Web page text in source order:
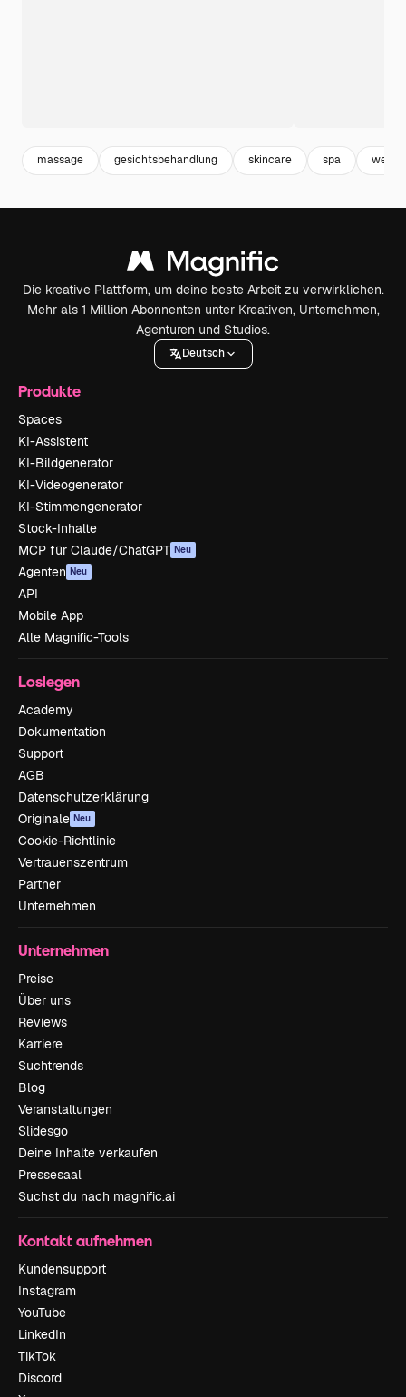
massage gesichtsbehandlung skincare spa
Die kreative Plattform, um deine beste Arbeit zu verwirklichen.
Mehr als 1 Million Abonnenten unter Kreativen, Unternehmen,
Agenturen und Studios.
Deutsch
Produkte
Spaces
KI-Assistent
KI-Bildgenerator
KI-Videogenerator
KI-Stimmengenerator
Stock-Inhalte
MCP für Claude/ChatGPT Neu
Agenten Neu
API
Mobile App
Alle Magnific-Tools
Loslegen
Academy
Dokumentation
Support
AGB
Datenschutzerklärung
Originale Neu
Cookie-Richtlinie
Vertrauenszentrum
Partner
Unternehmen
Unternehmen
Preise
Über uns
Reviews
Karriere
Suchtrends
Blog
Veranstaltungen
Slidesgo
Deine Inhalte verkaufen
Pressesaal
Suchst du nach magnific.ai
Kontakt aufnehmen
Kundensupport
Instagram
YouTube
LinkedIn
TikTok
Discord